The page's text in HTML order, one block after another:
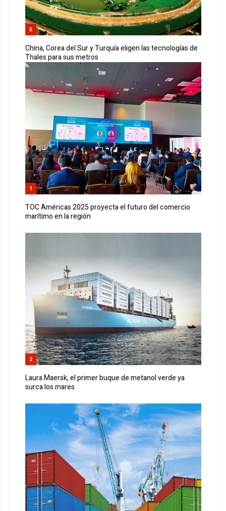
5
China, Corea del Sur y Turquía eligen las tecnologías de
Thales para sus metros
1
TOC Américas 2025 proyecta el futuro del comercio
marítimo en la región
2
Laura Maersk, el primer buque de metanol verde ya
surca los mares